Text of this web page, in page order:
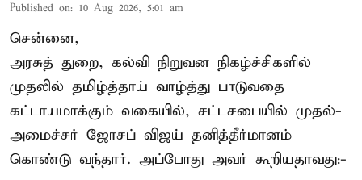
Published on: 10 Aug 2026, 5:01 am
சென்னை,
அரசுத் துறை, கல்வி நிறுவன நிகழ்ச்சிகளில்
முதலில் தமிழ்த்தாய் வாழ்த்து பாடுவதை
கட்டாயமாக்கும் வகையில், சட்டசபையில் முதல்-
அமைச்சர் ஜோசப் விஜய் தனித்தீர்மானம்
கொண்டு வந்தார். அப்போது அவர் கூறியதாவது:-